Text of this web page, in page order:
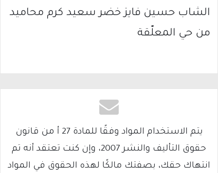
الشاب حسين فايز خضر سعيد كرم محاميد
من حي المعلّقة
يتم الاستخدام المواد وفقًا للمادة 27 أ من قانون
حقوق التأليف والنشر 2007، وإن كنت تعتقد أنه تم
انتهاك حقك، بصفتك مالكًا لهذه الحقوق في المواد